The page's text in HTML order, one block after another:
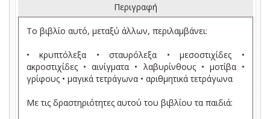
Περιγραφή
Το βιβλίο αυτό, μεταξύ άλλων, περιλαμβάνει:
• κρυπτόλεξα • σταυρόλεξα • μεσοστιχίδες •
ακροστιχίδες • αινίγματα • λαβυρίνθους • μοτίβα •
γρίφους • μαγικά τετράγωνα • αριθμητικά τετράγωνα
Με τις δραστηριότητες αυτού του βιβλίου τα παιδιά: